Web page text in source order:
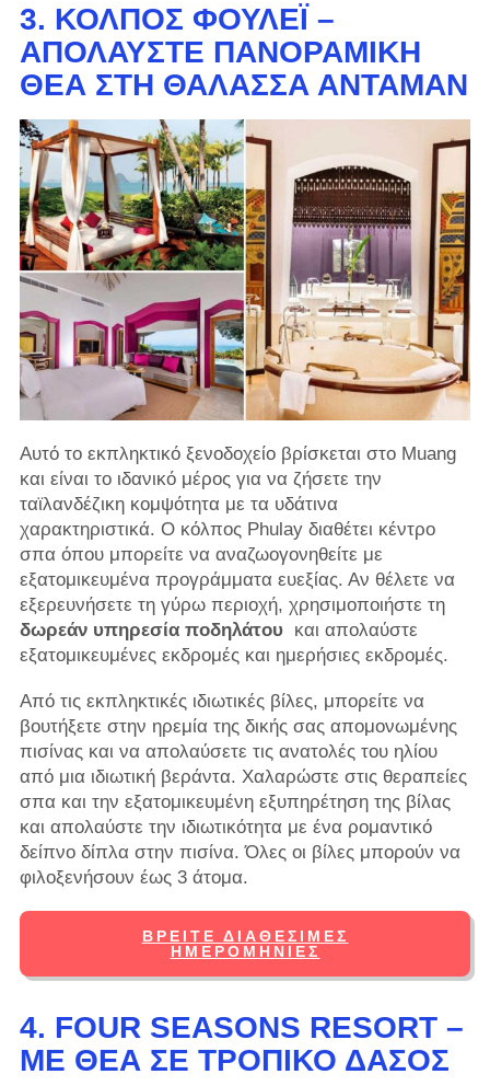
3. ΚΌΛΠΟΣ ΦΟΥΛΈΙ –
ΑΠΟΛΑΎΣΤΕ ΠΑΝΟΡΑΜΙΚΉ
ΘΈΑ ΣΤΗ ΘΆΛΑΣΣΑ ΑΝΤΑΜΆΝ
Αυτό το εκπληκτικό ξενοδοχείο βρίσκεται στο Muang
και είναι το ιδανικό μέρος για να ζήσετε την
ταϊλανδέζικη κομψότητα με τα υδάτινα
χαρακτηριστικά. Ο κόλπος Phulay διαθέτει κέντρο
σπα όπου μπορείτε να αναζωογονηθείτε με
εξατομικευμένα προγράμματα ευεξίας. Αν θέλετε να
εξερευνήσετε τη γύρω περιοχή, χρησιμοποιήστε τη
δωρεάν υπηρεσία ποδηλάτουκαι απολαύστε
εξατομικευμένες εκδρομές και ημερήσιες εκδρομές.
Από τις εκπληκτικές ιδιωτικές βίλες, μπορείτε να
βουτήξετε στην ηρεμία της δικής σας απομονωμένης
πισίνας και να απολαύσετε τις ανατολές του ηλίου
από μια ιδιωτική βεράντα. Χαλαρώστε στις θεραπείες
σπα και την εξατομικευμένη εξυπηρέτηση της βίλας
και απολαύστε την ιδιωτικότητα με ένα ρομαντικό
δείπνο δίπλα στην πισίνα. Όλες οι βίλες μπορούν να
φιλοξενήσουν έως 3 άτομα.
ΒΡΕΊΤΕ ΔΙΑΘΈΣΙΜΕΣ
ΗΜΕΡΟΜΗΝΊΕΣ
4. FOUR SEASONS RESORT –
ΜΕ ΘΈΑ ΣΕ ΤΡΟΠΙΚΌ ΔΆΣΟΣ